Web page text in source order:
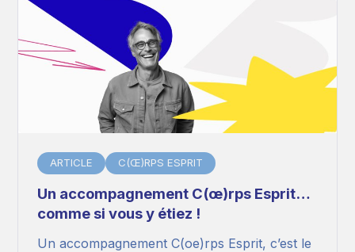
ARTICLE C(Œ)RPS ESPRIT
Un accompagnement C(œ)rps Esprit…
comme si vous y étiez !
Un accompagnement C(oe)rps Esprit, c’est le